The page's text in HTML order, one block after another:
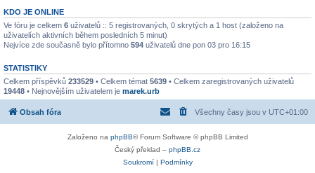
KDO JE ONLINE
Ve fóru je celkem 6 uživatelů :: 5 registrovaných, 0 skrytých a 1 host (založeno na
uživatelích aktivních během posledních 5 minut)
Nejvíce zde současně bylo přítomno 594 uživatelů dne pon 03 pro 16:15
STATISTIKY
Celkem příspěvků 233529 • Celkem témat 5639 • Celkem zaregistrovaných uživatelů
19448 • Nejnovějším uživatelem je marek.urb
Obsah fóra Všechny časy jsou v UTC+01:00
Založeno na phpBB® Forum Software © phpBB Limited
Český překlad – phpBB.cz
Soukromí| Podmínky